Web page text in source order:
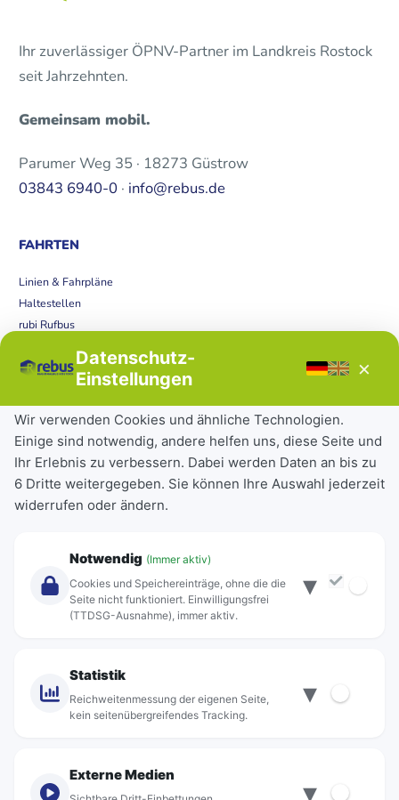
Ihr zuverlässiger ÖPNV-Partner im Landkreis Rostock
seit Jahrzehnten.
Gemeinsam mobil.
Parumer Weg 35 · 18273 Güstrow
03843 6940-0 · info@rebus.de
FAHRTEN
Linien & Fahrpläne
Haltestellen
rubi Rufbus
Störungen
Tickets & Tarife
Deutschlandticket
Schülerkarte
Einzeltickets
Abonnements
Über Rebus
Standorte
Datenschutz-
Einstellungen
×
Wir verwenden Cookies und ähnliche Technologien.
Einige sind notwendig, andere helfen uns, diese Seite und
Ihr Erlebnis zu verbessern. Dabei werden Daten an bis zu
6 Dritte weitergegeben. Sie können Ihre Auswahl jederzeit
widerrufen oder ändern.
Notwendig (Immer aktiv)
Cookies und Speichereinträge, ohne die die
Seite nicht funktioniert. Einwilligungsfrei
(TTDSG-Ausnahme), immer aktiv.
▾
Statistik
Reichweitenmessung der eigenen Seite,
kein seitenübergreifendes Tracking.
▾
Externe Medien
▾